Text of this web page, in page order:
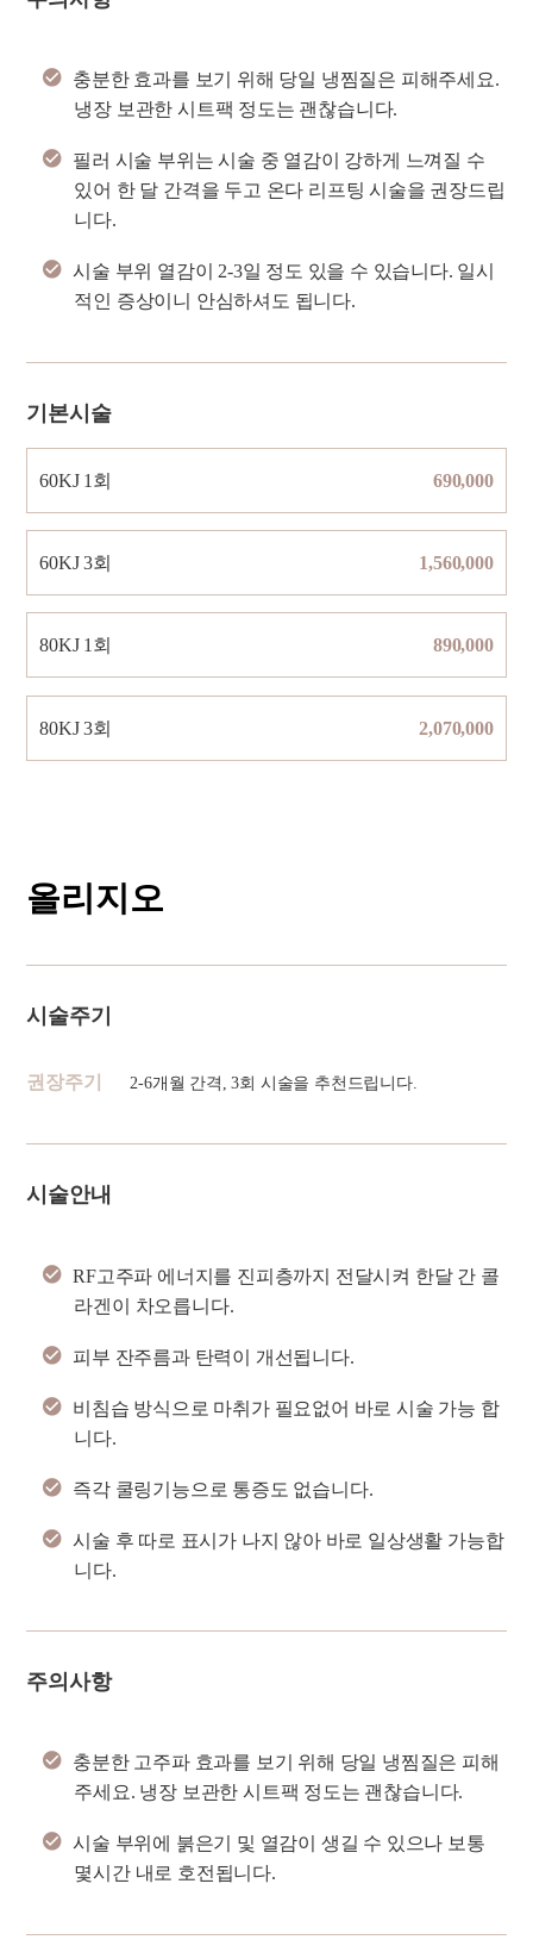
충분한 효과를 보기 위해 당일 냉찜질은 피해주세요.
냉장 보관한 시트팩 정도는 괜찮습니다.
필러 시술 부위는 시술 중 열감이 강하게 느껴질 수
있어 한 달 간격을 두고 온다 리프팅 시술을 권장드립
니다.
시술 부위 열감이 2-3일 정도 있을 수 있습니다. 일시
적인 증상이니 안심하셔도 됩니다.
기본시술
60KJ 1회 690,000
60KJ 3회 1,560,000
80KJ 1회 890,000
80KJ 3회 2,070,000
올리지오
시술주기
권장주기 2-6개월 간격, 3회 시술을 추천드립니다.
시술안내
RF고주파 에너지를 진피층까지 전달시켜 한달 간 콜
라겐이 차오릅니다.
피부 잔주름과 탄력이 개선됩니다.
비침습 방식으로 마취가 필요없어 바로 시술 가능 합
니다.
즉각 쿨링기능으로 통증도 없습니다.
시술 후 따로 표시가 나지 않아 바로 일상생활 가능합
니다.
주의사항
충분한 고주파 효과를 보기 위해 당일 냉찜질은 피해
주세요. 냉장 보관한 시트팩 정도는 괜찮습니다.
시술 부위에 붉은기 및 열감이 생길 수 있으나 보통
몇시간 내로 호전됩니다.